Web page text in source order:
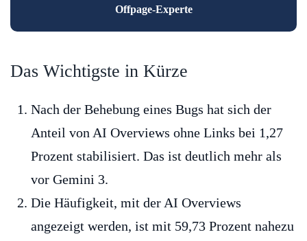
Offpage-Experte
Das Wichtigste in Kürze
Nach der Behebung eines Bugs hat sich der
Anteil von AI Overviews ohne Links bei 1,27
Prozent stabilisiert. Das ist deutlich mehr als
vor Gemini 3.
Die Häufigkeit, mit der AI Overviews
angezeigt werden, ist mit 59,73 Prozent nahezu